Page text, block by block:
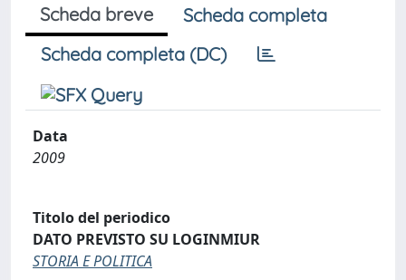
Scheda breve
Scheda completa
Scheda completa (DC)
Data
2009
Titolo del periodico
DATO PREVISTO SU LOGINMIUR
STORIA E POLITICA